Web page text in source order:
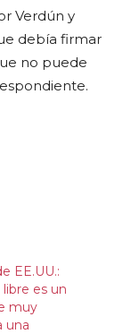
Verdún y
debía firmar
no puede
EE.UU.:
libre es un
muy
una